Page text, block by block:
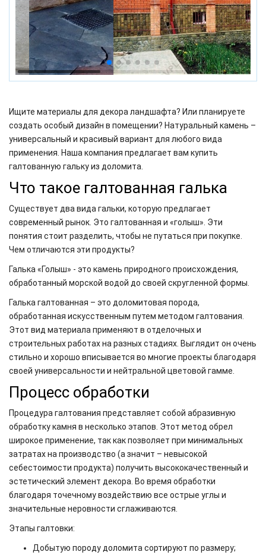
Ищите материалы для декора ландшафта? Или планируете
создать особый дизайн в помещении? Натуральный камень –
универсальный и красивый вариант для любого вида
применения. Наша компания предлагает вам купить
галтованную гальку из доломита.
Что такое галтованная галька
Существует два вида гальки, которую предлагает
современный рынок. Это галтованная и «голыш». Эти
понятия стоит разделить, чтобы не путаться при покупке.
Чем отличаются эти продукты?
Галька «Голыш» - это камень природного происхождения,
обработанный морской водой до своей скругленной формы.
Галька галтованная – это доломитовая порода,
обработанная искусственным путем методом галтования.
Этот вид материала применяют в отделочных и
строительных работах на разных стадиях. Выглядит он очень
стильно и хорошо вписывается во многие проекты благодаря
своей универсальности и нейтральной цветовой гамме.
Процесс обработки
Процедура галтования представляет собой абразивную
обработку камня в несколько этапов. Этот метод обрел
широкое применение, так как позволяет при минимальных
затратах на производство (а значит – невысокой
себестоимости продукта) получить высококачественный и
эстетический элемент декора. Во время обработки
благодаря точечному воздействию все острые углы и
значительные неровности сглаживаются.
Этапы галтовки:
Добытую породу доломита сортируют по размеру;